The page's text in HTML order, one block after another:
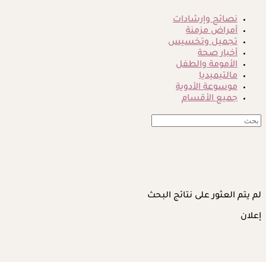
نصائح وإرشادات
أمراض مزمنة
تجميل وتخسيس
أخبار صحة
الأمومة والطفل
مالتيميديا
موسوعة الأدوية
جميع الأقسام
لم يتم العثور على نتائج البحث
إعلان